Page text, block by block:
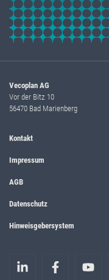
Vecoplan AG
Vor der Bitz 10
56470 Bad Marienberg
Kontakt
Impressum
AGB
Datenschutz
Hinweisgebersystem